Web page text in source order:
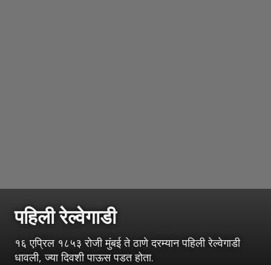
पहिली रेल्वेगाडी
१६ एप्रिल १८५३ रोजी मुंबई ते ठाणे दरम्यान पहिली रेल्वेगाडी
धावली, ज्या दिवशी पाऊस पडत होता.